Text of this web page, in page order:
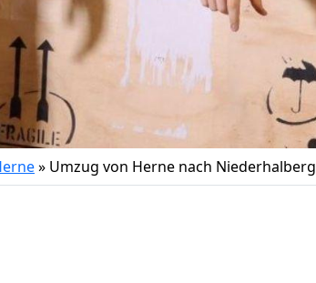
» Umzug von Herne nach Niederhalberg